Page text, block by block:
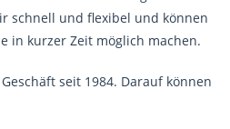
schnell und flexibel und können
in kurzer Zeit möglich machen.
seit 1984. Darauf können